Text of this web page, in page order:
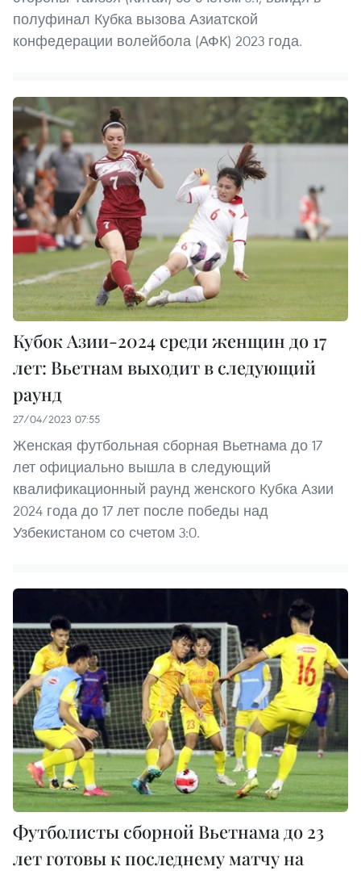
полуфинал Кубка вызова Азиатской
конфедерации волейбола (АФК) 2023 года.
Кубок Азии-2024 среди женщин до 17
лет: Вьетнам выходит в следующий
раунд
27/04/2023 07:55
Женская футбольная сборная Вьетнама до 17
лет официально вышла в следующий
квалификационный раунд женского Кубка Азии
2024 года до 17 лет после победы над
Узбекистаном со счетом 3:0.
Футболисты сборной Вьетнама до 23
лет готовы к последнему матчу на